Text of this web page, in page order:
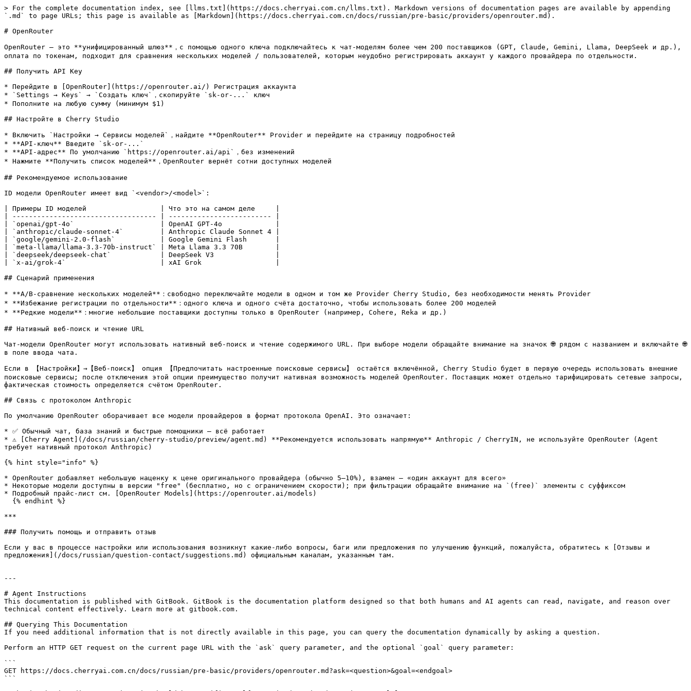
> For the complete documentation index, see [llms.txt](https://docs.cherryai.com.cn/llms.txt). Markdown versions of documentation pages are available by appending
`.md` to page URLs; this page is available as [Markdown](https://docs.cherryai.com.cn/docs/russian/pre-basic/providers/openrouter.md).
# OpenRouter
OpenRouter — это **унифицированный шлюз**，с помощью одного ключа подключайтесь к чат-моделям более чем 200 поставщиков (GPT, Claude, Gemini, Llama, DeepSeek и др.),
оплата по токенам, подходит для сравнения нескольких моделей / пользователей, которым неудобно регистрировать аккаунт у каждого провайдера по отдельности.
## Получить API Key
* Перейдите в [OpenRouter](https://openrouter.ai/) Регистрация аккаунта
* `Settings → Keys` → `Создать ключ`，скопируйте `sk-or-...` ключ
* Пополните на любую сумму (минимум $1)
## Настройте в Cherry Studio
* Включить `Настройки → Сервисы моделей`，найдите **OpenRouter** Provider и перейдите на страницу подробностей
* **API-ключ** Введите `sk-or-...`
* **API-адрес** По умолчанию `https://openrouter.ai/api`，без изменений
* Нажмите **Получить список моделей**，OpenRouter вернёт сотни доступных моделей
## Рекомендуемое использование
ID модели OpenRouter имеет вид `<vendor>/<model>`:
| Примеры ID моделей                  | Что это на самом деле     |
| ----------------------------------- | ------------------------- |
| `openai/gpt-4o`                     | OpenAI GPT-4o             |
| `anthropic/claude-sonnet-4`         | Anthropic Claude Sonnet 4 |
| `google/gemini-2.0-flash`           | Google Gemini Flash       |
| `meta-llama/llama-3.3-70b-instruct` | Meta Llama 3.3 70B        |
| `deepseek/deepseek-chat`            | DeepSeek V3               |
| `x-ai/grok-4`                       | xAI Grok                  |
## Сценарий применения
* **A/B-сравнение нескольких моделей**：свободно переключайте модели в одном и том же Provider Cherry Studio, без необходимости менять Provider
* **Избежание регистрации по отдельности**：одного ключа и одного счёта достаточно, чтобы использовать более 200 моделей
* **Редкие модели**：многие небольшие поставщики доступны только в OpenRouter (например, Cohere, Reka и др.)
## Нативный веб-поиск и чтение URL
Чат-модели OpenRouter могут использовать нативный веб-поиск и чтение содержимого URL. При выборе модели обращайте внимание на значок 🌐 рядом с названием и включайте 🌐
в поле ввода чата.
Если в 【Настройки】→【Веб-поиск】 опция 【Предпочитать настроенные поисковые сервисы】 остаётся включённой, Cherry Studio будет в первую очередь использовать внешние
поисковые сервисы; после отключения этой опции преимущество получит нативная возможность моделей OpenRouter. Поставщик может отдельно тарифицировать сетевые запросы,
фактическая стоимость определяется счётом OpenRouter.
## Связь с протоколом Anthropic
По умолчанию OpenRouter оборачивает все модели провайдеров в формат протокола OpenAI. Это означает:
* ✅ Обычный чат, база знаний и быстрые помощники — всё работает
* ⚠️ [Cherry Agent](/docs/russian/cherry-studio/preview/agent.md) **Рекомендуется использовать напрямую** Anthropic / CherryIN, не используйте OpenRouter (Agent
требует нативный протокол Anthropic)
{% hint style="info" %}
* OpenRouter добавляет небольшую наценку к цене оригинального провайдера (обычно 5–10%), взамен — «один аккаунт для всего»
* Некоторые модели доступны в версии "free" (бесплатно, но с ограничением скорости); при фильтрации обращайте внимание на `(free)` элементы с суффиксом
* Подробный прайс-лист см. [OpenRouter Models](https://openrouter.ai/models)
***
### Получить помощь и отправить отзыв
Если у вас в процессе настройки или использования возникнут какие-либо вопросы, баги или предложения по улучшению функций, пожалуйста, обратитесь к [Отзывы и
предложения](/docs/russian/question-contact/suggestions.md) официальным каналам, указанным там.
---
# Agent Instructions
This documentation is published with GitBook. GitBook is the documentation platform designed so that both humans and AI agents can read, navigate, and reason over
technical content effectively. Learn more at gitbook.com.
## Querying This Documentation
If you need additional information that is not directly available in this page, you can query the documentation dynamically by asking a question.
Perform an HTTP GET request on the current page URL with the `ask` query parameter, and the optional `goal` query parameter:
```
GET https://docs.cherryai.com.cn/docs/russian/pre-basic/providers/openrouter.md?ask=<question>&goal=<endgoal>
```